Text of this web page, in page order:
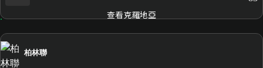
查看克羅地亞
柏林聯